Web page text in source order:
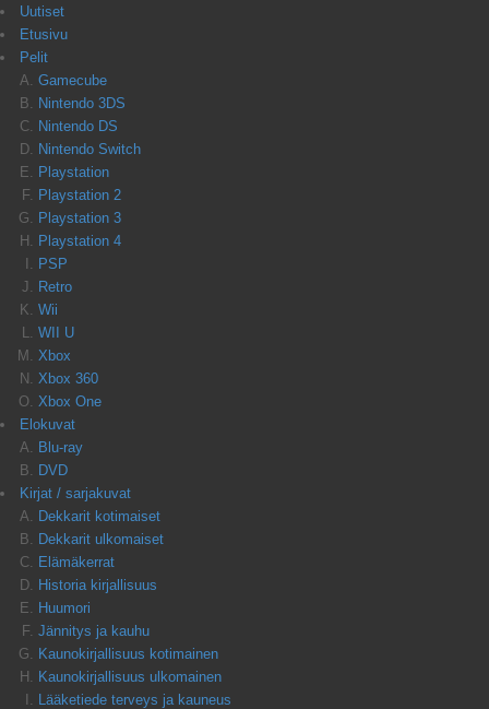
Uutiset
Etusivu
Pelit
Gamecube
Nintendo 3DS
Nintendo DS
Nintendo Switch
Playstation
Playstation 2
Playstation 3
Playstation 4
PSP
Retro
Wii
WII U
Xbox
Xbox 360
Xbox One
Elokuvat
Blu-ray
DVD
Kirjat / sarjakuvat
Dekkarit kotimaiset
Dekkarit ulkomaiset
Elämäkerrat
Historia kirjallisuus
Huumori
Jännitys ja kauhu
Kaunokirjallisuus kotimainen
Kaunokirjallisuus ulkomainen
Lääketiede terveys ja kauneus